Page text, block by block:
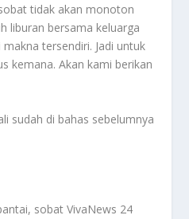
tidak akan monoton
liburan bersama keluarga
tersendiri. Jadi untuk
kemana. Akan kami berikan
sudah di bahas sebelumnya
sobat VivaNews 24